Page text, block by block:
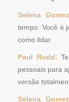
Selena
tempo. Você é
como lidar.
Paul Rudd:
pessoais para
versão
Selena